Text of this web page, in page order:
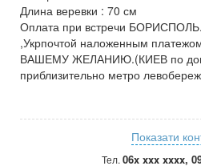
Длина веревки : 70 см
Оплата при встречи
,Укрпочтой наложенным
ВАШЕМУ ЖЕЛАНИЮ.(КИЕВ по
приблизительно метро
Показати
Тел. 06x xxx xxxx,